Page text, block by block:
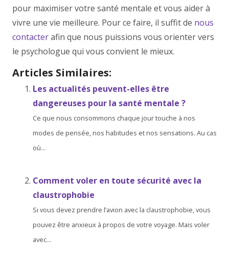
pour maximiser votre santé mentale et vous aider à
vivre une vie meilleure. Pour ce faire, il suffit de nous
contacterafin que nous puissions vous orienter vers
le psychologue qui vous convient le mieux.
Articles Similaires:
Les actualités peuvent-elles être
dangereuses pour la santé mentale ?
Ce que nous consommons chaque jour touche à nos
modes de pensée, nos habitudes et nos sensations. Au cas
où...
Comment voler en toute sécurité avec la
claustrophobie
Si vous devez prendre l’avion avec la claustrophobie, vous
pouvez être anxieux à propos de votre voyage. Mais voler
avec...